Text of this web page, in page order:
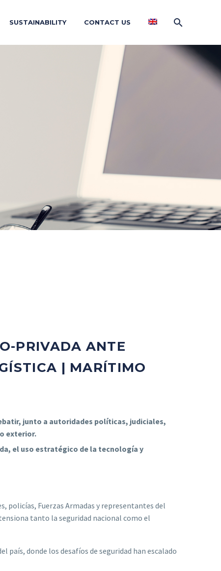
SUSTAINABILITY CONTACT US
PRIVADA ANTE
| MARÍTIMO
junto a autoridades políticas, judiciales,
exterior.
el uso estratégico de la tecnología y
policías, Fuerzas Armadas y representantes del
tanto la seguridad nacional como el
país, donde los desafíos de seguridad han escalado